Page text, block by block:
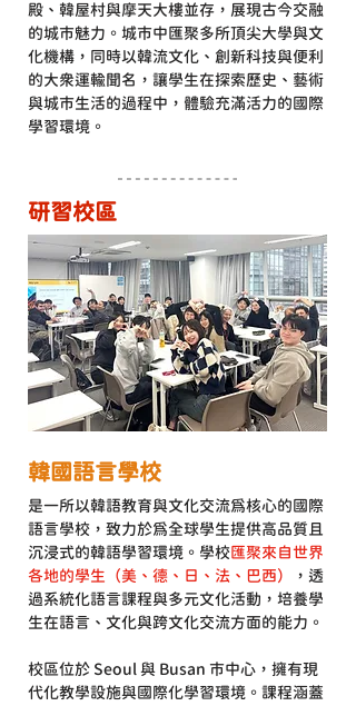
殿、韓屋村與摩天大樓並存，展現古今交融
的城市魅力。城市中匯聚多所頂尖大學與文
化機構，同時以韓流文化、創新科技與便利
的大眾運輸聞名，讓學生在探索歷史、藝術
與城市生活的過程中，體驗充滿活力的國際
學習環境。
研習校區
韓國語言學校
是一所以韓語教育與文化交流為核心的國際
語言學校，致力於為全球學生提供高品質且
沉浸式的韓語學習環境。學校匯聚來自世界
各地的學生（美、德、日、法、巴西）
，透
過系統化語言課程與多元文化活動，培養學
生在語言、文化與跨文化交流方面的能力。
校區位於 Seoul 與 Busan 市中心，擁有現
代化教學設施與國際化學習環境。課程涵蓋